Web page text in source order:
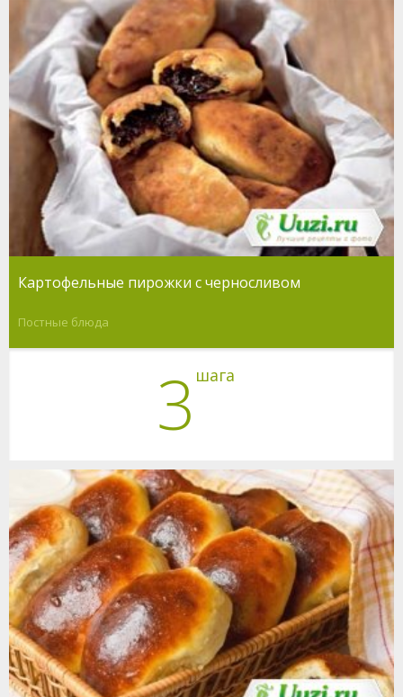
Картофельные пирожки с черносливом
Постные блюда
3 шага